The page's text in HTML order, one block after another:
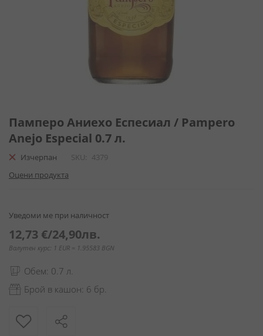
към
началото
на
галерия
снимки
Памперо Аниехо Еспесиал / Pampero
Anejo Especial 0.7 л.
Изчерпан SKU
4379
Оцени продукта
Уведоми ме при наличност
12,73 €/24,90лв.
Валутен курс: 1 EUR = 1.95583 BGN
Обем: 0.7 л.
Брой в кашон: 6 бр.